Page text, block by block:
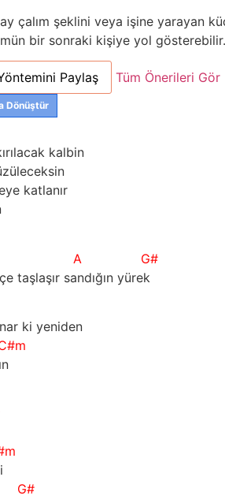
çalım şeklini veya işine yarayan
bir sonraki kişiye yol gösterebilir.
Paylaş Tüm Önerileri Gör
Dönüştür
kalbin
katlanır
A
G#
taşlaşır sandığın yürek
ki yeniden
G#